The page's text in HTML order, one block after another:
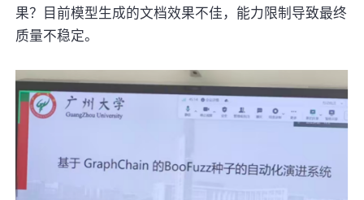
果？目前模型生成的文档效果不佳，能力限制导致最终
质量不稳定。